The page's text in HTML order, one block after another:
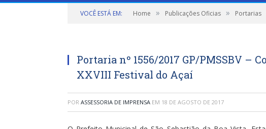
VOCÊ ESTÁ EM: Home » Publicações Oficias » Portarias
Portaria nº 1556/2017 GP/PMSSBV –
XXVIII Festival do Açaí
POR ASSESSORIA DE IMPRENSA EM 18 DE AGOSTO DE 2017